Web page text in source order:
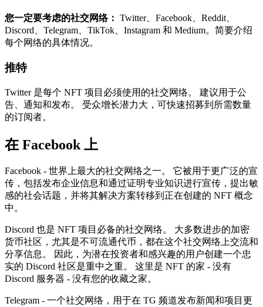
您一定要考虑的社交网络： Twitter、Facebook、Reddit、
Discord、Telegram、TikTok、Instagram 和 Medium。简要介绍
每个网络的具体情况。
推特
Twitter 是每个 NFT 项目必须使用的社交网络。 建议用于公
告、通知和发布。 受众增长潜力大，可快速招募到所需数量
的订阅者。
在 Facebook 上
Facebook - 世界上最大的社交网络之一。 它被用于更广泛的宣
传，包括发布企业信息和通过证明专业知识进行宣传，提出敏
感的社会话题，并将其解决方案转移到正在创建的 NFT 概念
中。
Discord 也是 NFT 项目必备的社交网络。 大多数进步的加密
货币社区，尤其是不可流通代币，都在这个社交网络上交流和
分享信息。 因此，为潜在投资者和感兴趣的用户创建一个忠
实的 Discord 社区是重中之重。 这里是 NFT 的家 - 没有
Discord 服务器 - 没有您的收藏之家。
Telegram - 一个社交网络，用于在 TG 频道发布新闻和项目更